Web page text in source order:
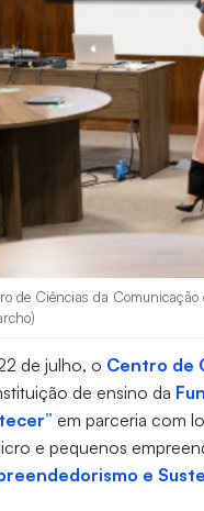
de Ciências da Comunicação
de julho, o Centro de
de ensino da
em parceria com
e pequenos
e